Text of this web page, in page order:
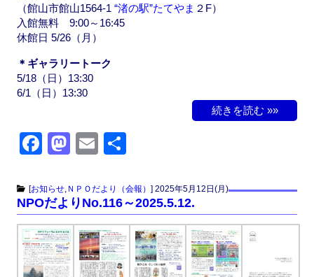
（館山市館山1564-1 “渚の駅”たてやま ２F）
入館無料 9:00～16:45
休館日 5/26（月）
＊ギャラリートーク
5/18（日）13:30
6/1（日）13:30
続きを読む »»
F
c
e
b
o
M
st
o
d
o
E
ail
[お知らせ, ＮＰＯだより（会報） ] 2025年5月12日(月)
NPOだよりNo.116～2025.5.12.